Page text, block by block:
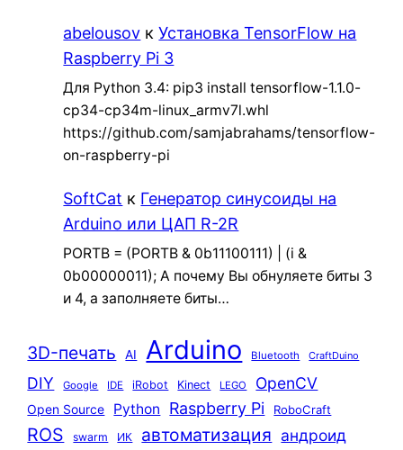
abelousov кУстановка TensorFlow на
Raspberry Pi 3
Для Python 3.4: pip3 install tensorflow-1.1.0-
cp34-cp34m-linux_armv7l.whl
https://github.com/samjabrahams/tensorflow-
on-raspberry-pi
SoftCat к Генератор синусоиды на
Arduino или ЦАП R-2R
PORTB = (PORTB & 0b11100111) | (i &
0b00000011); А почему Вы обнуляете биты 3
и 4, а заполняете биты…
3D-печать AI Arduino Bluetooth CraftDuino
DIY Google IDE iRobot Kinect LEGO OpenCV
Open Source Python Raspberry Pi RoboCraft
ROS swarm ИК автоматизация андроид